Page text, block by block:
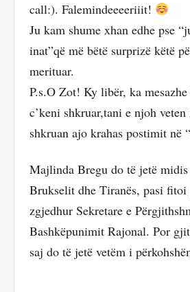
call:). Falemindeeeeriiit!
Ju kam shume xhan edhe pse
inat”që më bëtë surprizë këtë
merituar.
P.s.O Zot! Ky libër, ka
c’keni shkruar,tani e njoh
shkruan ajo krahas postimit në
Majlinda Bregu do të jetë midis
Brukselit dhe Tiranës, pasi fitoi
zgjedhur Sekretare e
Bashkëpunimit Rajonal. Por
saj do të jetë vetëm i